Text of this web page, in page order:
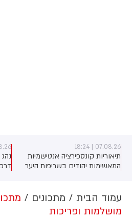
07.08.26 | 18:24
תיאוריות קונספירציה אנטישמיות
המאשימות יהודים בשריפות היער
מניתוח חדש של CyberWell, ארגון
המנטר אנטישמיות ברשת. הדו"ח
18:16
עמוד הבית מתכונים
מושלמות ופריכות